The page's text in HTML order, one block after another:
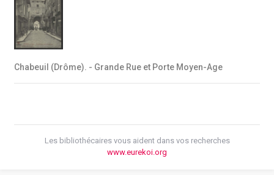
Chabeuil (Drôme). - Grande Rue et Porte Moyen-Age
Les bibliothécaires vous aident dans vos recherches
www.eurekoi.org